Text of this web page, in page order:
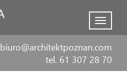
Menu
biuro@architektpoznan.com
tel. 61 307 28 70